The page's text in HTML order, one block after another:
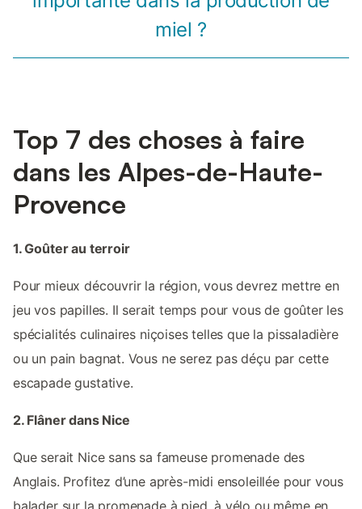
miel ?
Top 7 des choses à faire
dans les Alpes-de-Haute-
Provence
1. Goûter au terroir
Pour mieux découvrir la région, vous devrez mettre en
jeu vos papilles. Il serait temps pour vous de goûter les
spécialités culinaires niçoises telles que la pissaladière
ou un pain bagnat. Vous ne serez pas déçu par cette
escapade gustative.
2. Flâner dans Nice
Que serait Nice sans sa fameuse promenade des
Anglais. Profitez d’une après-midi ensoleillée pour vous
balader sur la promenade à pied, à vélo ou même en